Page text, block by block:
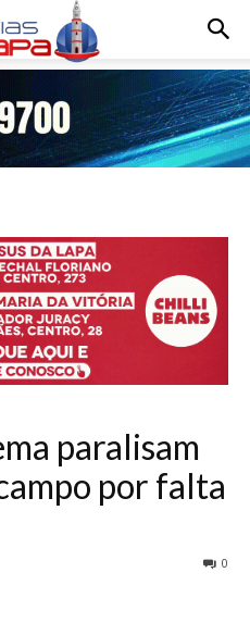
paralisam
por falta
0